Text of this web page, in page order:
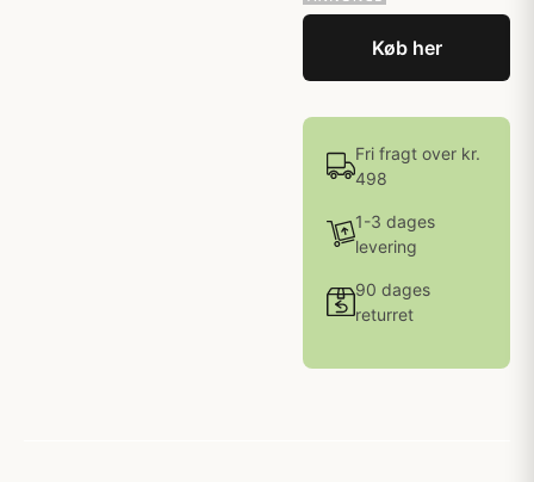
Køb her
Fri fragt over kr.
498
1-3 dages
levering
90 dages
returret